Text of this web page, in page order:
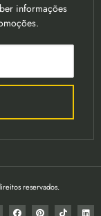
informações
reservados.